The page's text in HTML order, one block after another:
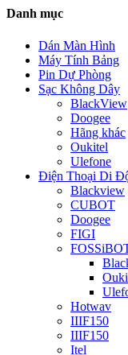
Danh mục
Dán Màn Hình
Máy Tính Bảng
Pin Dự Phòng
Sạc Không Dây
BlackView
Doogee
Hãng khác
Oukitel
Ulefone
Điện Thoại Di
Blackview
CUBOT
Doogee
FIGI
Hotwav
IIIF150
IIIF150
Itel